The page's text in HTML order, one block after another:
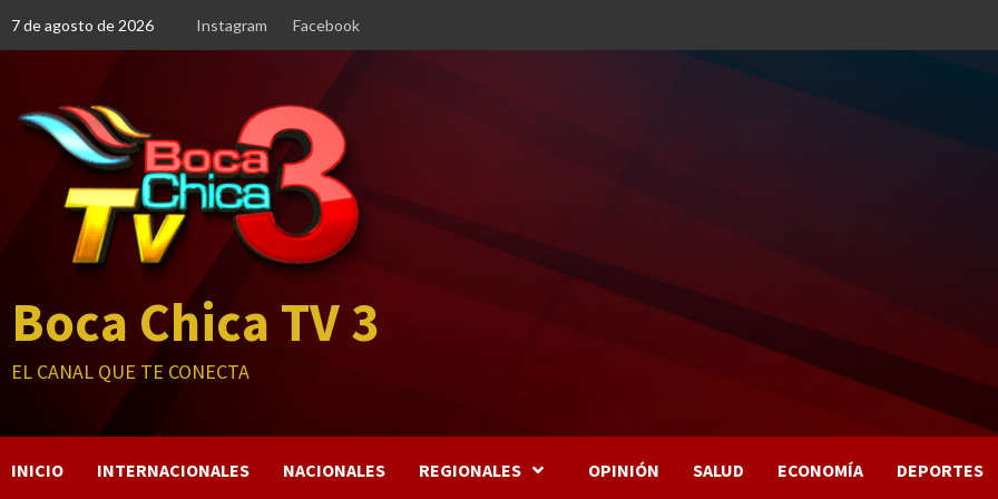
7 de agosto de 2026 Instagram Facebook
Boca Chica TV 3
EL CANAL QUE TE CONECTA
INICIO INTERNACIONALES NACIONALES REGIONALES OPINIÓN SALUD ECONOMÍA DEPORTES